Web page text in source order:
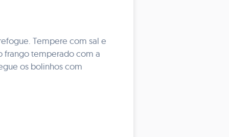
Tempere com sal e
frango temperado com a
os bolinhos com